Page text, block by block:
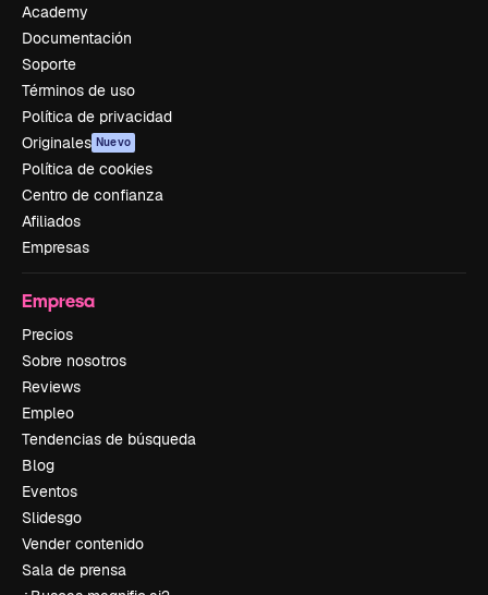
Academy
Documentación
Soporte
Términos de uso
Política de privacidad
Originales Nuevo
Política de cookies
Centro de confianza
Afiliados
Empresas
Empresa
Precios
Sobre nosotros
Reviews
Empleo
Tendencias de búsqueda
Blog
Eventos
Slidesgo
Vender contenido
Sala de prensa